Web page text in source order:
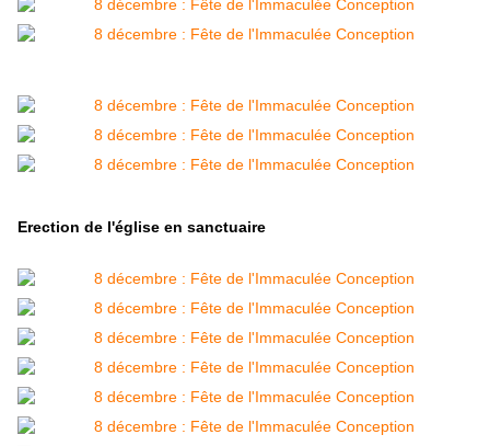
Erection de l'église en sanctuaire